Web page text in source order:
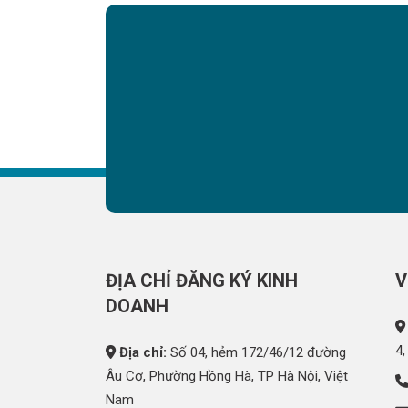
ĐỊA CHỈ ĐĂNG KÝ KINH
DOANH
Địa chỉ: Số 04, hẻm 172/46/12 đường
Âu Cơ, Phường Hồng Hà, TP Hà Nội, Việt
Nam